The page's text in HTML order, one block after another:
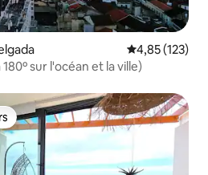
Évaluation
4,85 (123)
sur l'océan et la ville)